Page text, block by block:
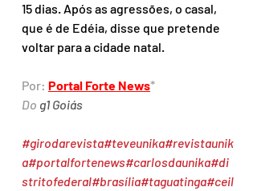
15 dias. Após as agressões, o casal,
que é de Edéia, disse que pretende
voltar para a cidade natal.
Por: Portal Forte News*
Do g1 Goiás
#girodarevista#teveunika#revistaunik
a#portalfortenews#carlosdaunika#di
stritofederal#brasília#taguatinga#ceil